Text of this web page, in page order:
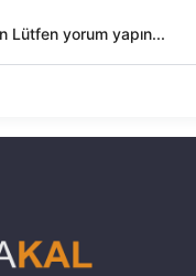
Lütfen yorum yapın...